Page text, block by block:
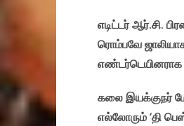
எடிட்டர் ஆர்.சி.
ரொம்பவே
எண்டர்டெயினராக
கலை இயக்குநர்
எல்லோரும் ‘தி